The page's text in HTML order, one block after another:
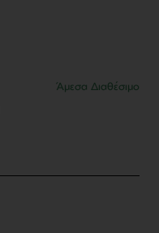
Άμεσα Διαθέσιμο